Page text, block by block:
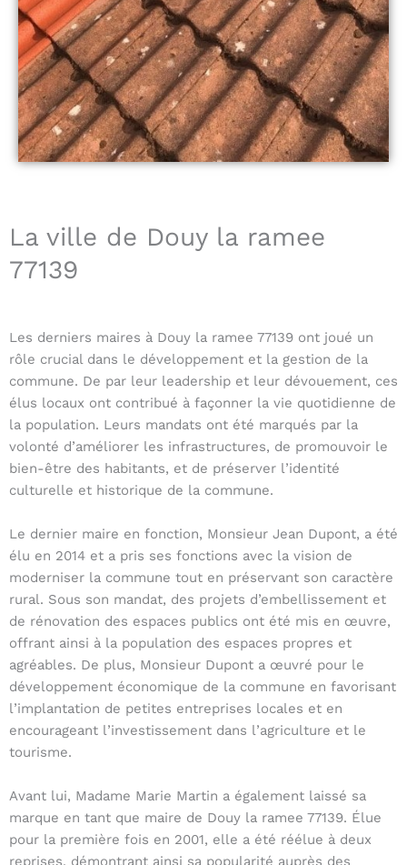
La ville de Douy la ramee
77139
Les derniers maires à Douy la ramee 77139 ont joué un
rôle crucial dans le développement et la gestion de la
commune. De par leur leadership et leur dévouement, ces
élus locaux ont contribué à façonner la vie quotidienne de
la population. Leurs mandats ont été marqués par la
volonté d’améliorer les infrastructures, de promouvoir le
bien-être des habitants, et de préserver l’identité
culturelle et historique de la commune.
Le dernier maire en fonction, Monsieur Jean Dupont, a été
élu en 2014 et a pris ses fonctions avec la vision de
moderniser la commune tout en préservant son caractère
rural. Sous son mandat, des projets d’embellissement et
de rénovation des espaces publics ont été mis en œuvre,
offrant ainsi à la population des espaces propres et
agréables. De plus, Monsieur Dupont a œuvré pour le
développement économique de la commune en favorisant
l’implantation de petites entreprises locales et en
encourageant l’investissement dans l’agriculture et le
tourisme.
Avant lui, Madame Marie Martin a également laissé sa
marque en tant que maire de Douy la ramee 77139. Élue
pour la première fois en 2001, elle a été réélue à deux